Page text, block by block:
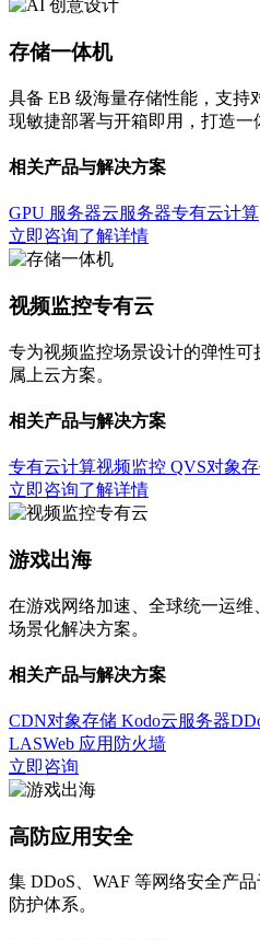
存储一体机
具备 EB 级海量存储性能，支持
现敏捷部署与开箱即用，打造一
相关产品与解决方案
GPU 服务器云服务器专有云计算
立即咨询了解详情
视频监控专有云
专为视频监控场景设计的弹性
属上云方案。
相关产品与解决方案
专有云计算视频监控 QVS对象
立即咨询了解详情
游戏出海
在游戏网络加速、全球统一运
场景化解决方案。
相关产品与解决方案
CDN对象存储 Kodo云服务器
LASWeb 应用防火墙
立即咨询
高防应用安全
集 DDoS、WAF 等网络安全产
防护体系。